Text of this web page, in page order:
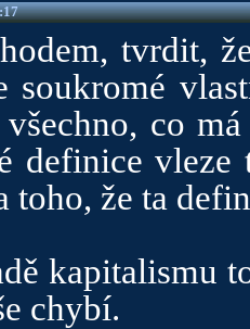
tvrdit,
soukromé
všechno, co
definice vleze
toho, že ta
kapitalismu
chybí.